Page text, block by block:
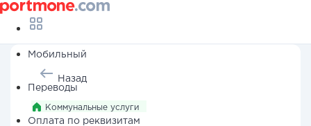
Мобильный
Переводы
Оплата по реквизитам
Назад
Коммунальные услуги